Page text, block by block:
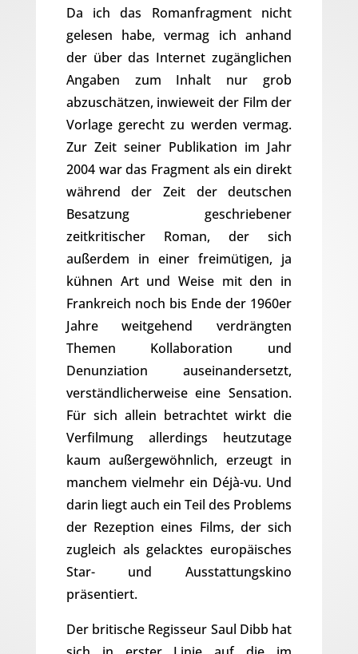
Da ich das Romanfragment nicht
gelesen habe, vermag ich anhand
der über das Internet zugänglichen
Angaben zum Inhalt nur grob
abzuschätzen, inwieweit der Film der
Vorlage gerecht zu werden vermag.
Zur Zeit seiner Publikation im Jahr
2004 war das Fragment als ein direkt
während der Zeit der deutschen
Besatzung geschriebener
zeitkritischer Roman, der sich
außerdem in einer freimütigen, ja
kühnen Art und Weise mit den in
Frankreich noch bis Ende der 1960er
Jahre weitgehend verdrängten
Themen Kollaboration und
Denunziation auseinandersetzt,
verständlicherweise eine Sensation.
Für sich allein betrachtet wirkt die
Verfilmung allerdings heutzutage
kaum außergewöhnlich, erzeugt in
manchem vielmehr ein Déjà-vu. Und
darin liegt auch ein Teil des Problems
der Rezeption eines Films, der sich
zugleich als gelacktes europäisches
Star- und Ausstattungskino
präsentiert.
Der britische Regisseur Saul Dibb hat